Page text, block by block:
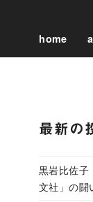
home
最新の
黒岩比佐子
文社」の闘